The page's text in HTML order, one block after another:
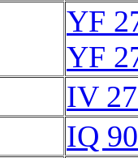
YF
YF
IV
IQ